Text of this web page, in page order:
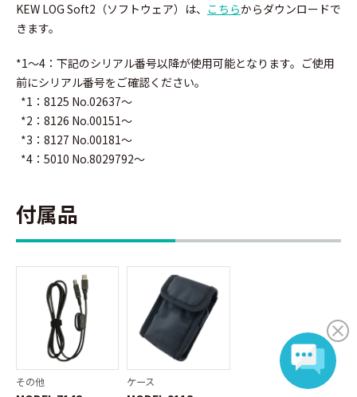
KEW LOG Soft2（ソフトウェア）は、 こちらからダウンロードで
きます。
*1～4：下記のシリアル番号以降が使用可能となります。ご使用
前にシリアル番号をご確認ください。
*1：8125 No.02637～
*2：8126 No.00151～
*3：8127 No.00181～
*4：5010 No.8029792～
付属品
その他 ケース